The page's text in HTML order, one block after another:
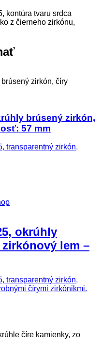
kontúra tvaru srdca
z čierneho zirkónu,
brúsený zirkón,
57 mm
transparentný zirkón,
okrúhly
lem –
transparentný zirkón,
čírymi zirkónikmi.